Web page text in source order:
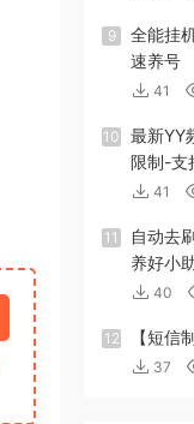
9
全能挂
速养号
41
10
最新YY
限制-支
41
11
自动去
养好小
40
12 【短信
37